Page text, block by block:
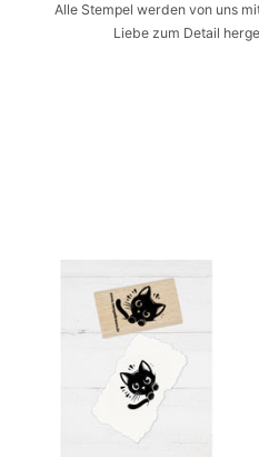
Alle Stempel werden von uns
Liebe zum Detail